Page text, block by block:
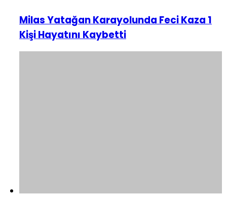
Milas Yatağan Karayolunda Feci Kaza 1
Kişi Hayatını Kaybetti